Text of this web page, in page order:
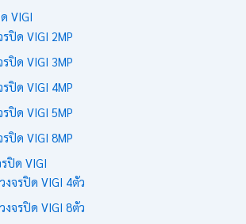
VIGI
ปิด VIGI 2MP
ปิด VIGI 3MP
ปิด VIGI 4MP
ปิด VIGI 5MP
ปิด VIGI 8MP
ปิด VIGI
จรปิด VIGI 4ตัว
จรปิด VIGI 8ตัว